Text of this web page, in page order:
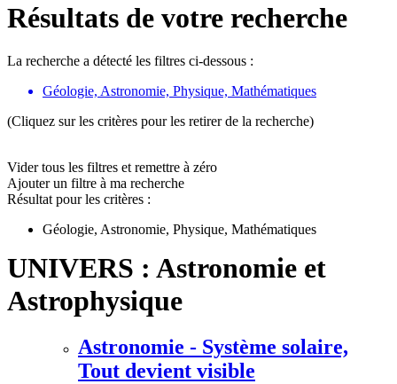
Résultats de votre recherche
La recherche a détecté les filtres ci-dessous :
Géologie, Astronomie, Physique, Mathématiques
(Cliquez sur les critères pour les retirer de la recherche)
Vider tous les filtres et remettre à zéro
Ajouter un filtre à ma recherche
Résultat pour les critères :
Géologie, Astronomie, Physique, Mathématiques
UNIVERS : Astronomie et
Astrophysique
Astronomie - Système solaire,
Tout devient visible